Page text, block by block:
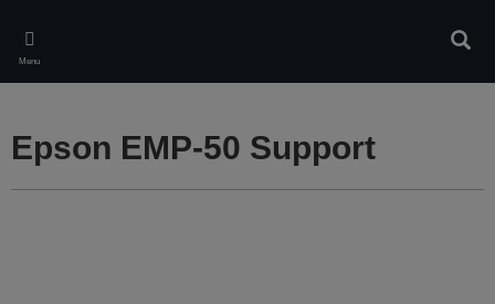
main
content
Menu
Epson EMP-50 Support